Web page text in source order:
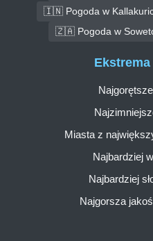
🇮🇳 Pogoda w
🇿🇦 Pogoda w
Miasta z
Najbardziej
Najbardziej
Najgorsza